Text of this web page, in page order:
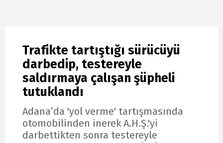
Trafikte tartıştığı sürücüyü
darbedip, testereyle
saldırmaya çalışan şüpheli
tutuklandı
Adana’da 'yol verme' tartışmasında
otomobilinden inerek A.H.Ş.'yi
darbettikten sonra testereyle